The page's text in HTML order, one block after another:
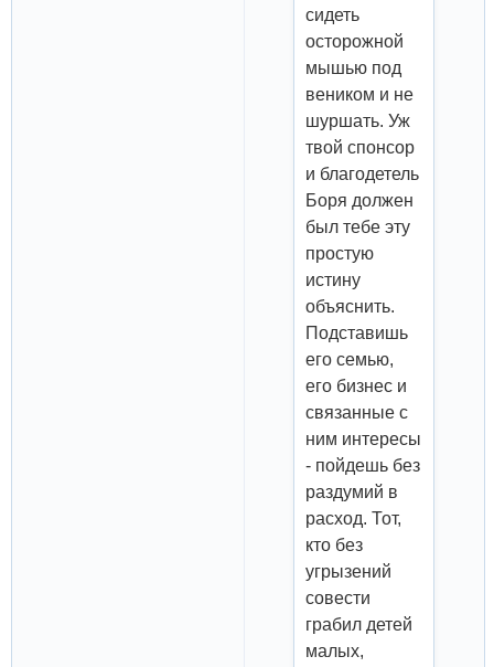
сидеть
осторожной
мышью под
веником и не
шуршать. Уж
твой спонсор
и благодетель
Боря должен
был тебе эту
простую
истину
объяснить.
Подставишь
его семью,
его бизнес и
связанные с
ним интересы
- пойдешь без
раздумий в
расход. Тот,
кто без
угрызений
совести
грабил детей
малых,